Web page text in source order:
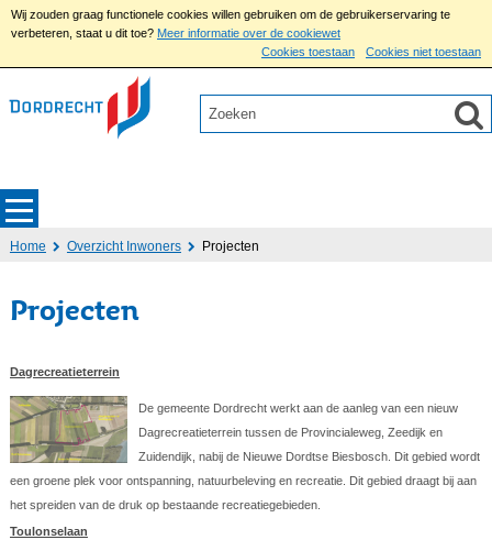
Wij zouden graag functionele cookies willen gebruiken om de gebruikerservaring te
verbeteren, staat u dit toe? Meer informatie over de cookiewet
Cookies toestaan
Cookies niet toestaan
Home Overzicht Inwoners Projecten
Projecten
Dagrecreatieterrein
De gemeente Dordrecht werkt aan de aanleg van een nieuw
Dagrecreatieterrein tussen de Provincialeweg, Zeedijk en
Zuidendijk, nabij de Nieuwe Dordtse Biesbosch. Dit gebied wordt
een groene plek voor ontspanning, natuurbeleving en recreatie. Dit gebied draagt bij aan
het spreiden van de druk op bestaande recreatiegebieden.
Toulonselaan